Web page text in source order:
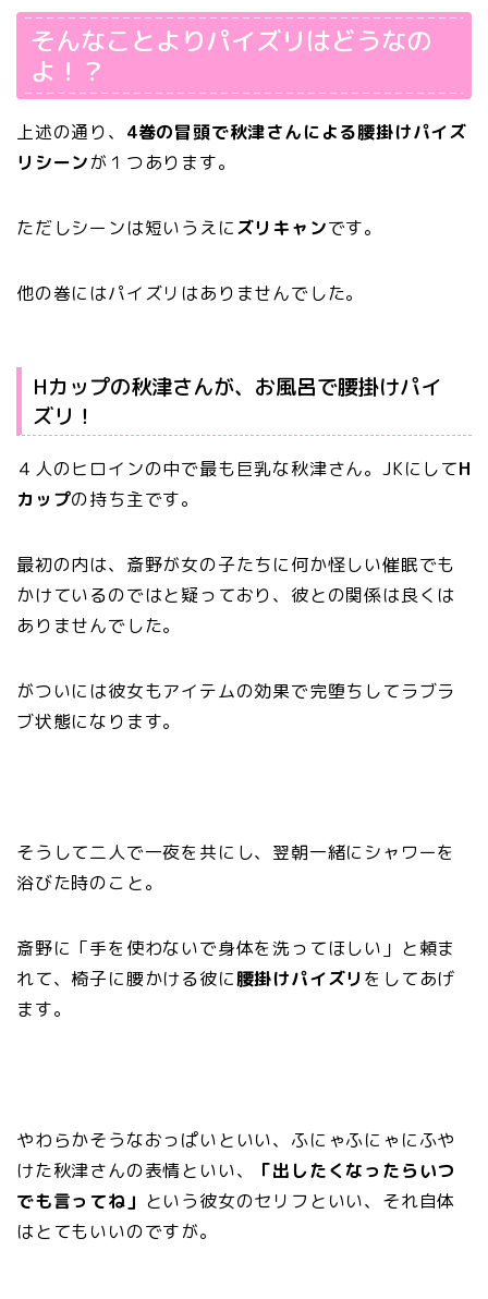
そんなことよりパイズリはどうなの
よ！？
上述の通り、 4巻の冒頭で秋津さんによる腰掛けパイズ
リシーンが１つあります。
ただしシーンは短いうえにズリキャンです。
他の巻にはパイズリはありませんでした。
Hカップの秋津さんが、お風呂で腰掛けパイ
ズリ！
４人のヒロインの中で最も巨乳な秋津さん。JKにしてH
カップの持ち主です。
最初の内は、斎野が女の子たちに何か怪しい催眠でも
かけているのではと疑っており、彼との関係は良くは
ありませんでした。
がついには彼女もアイテムの効果で完堕ちしてラブラ
ブ状態になります。
そうして二人で一夜を共にし、翌朝一緒にシャワーを
浴びた時のこと。
斎野に「手を使わないで身体を洗ってほしい」と頼ま
れて、椅子に腰かける彼に腰掛けパイズリをしてあげ
ます。
やわらかそうなおっぱいといい、ふにゃふにゃにふや
けた秋津さんの表情といい、
「出したくなったらいつ
でも言ってね」 という彼女のセリフといい、それ自体
はとてもいいのですが。